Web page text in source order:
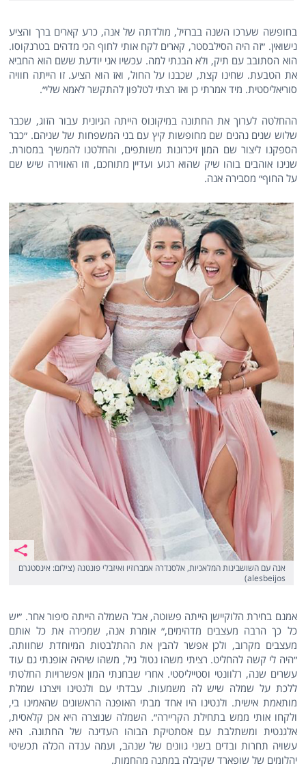
בחופשה שערכו השנה בברזיל, מולדתה של אנה, כרע קארים ברך והציע
נישואין. ״זה היה הסילבסטר, קארים לקח אותי לחוף הכי מדהים בטרנקוסו.
הוא הסתובב עם תיק, ולא הבנתי למה. עכשיו אני יודעת ששם הוא החביא
את הטבעת. שחינו קצת, שכבנו על החול, ואז הוא הציע. זו הייתה חוויה
סוריאליסטית. מיד אמרתי כן ואז רצתי לטלפון להתקשר לאמא שלי״.
ההחלטה לערוך את החתונה במיקונוס הייתה הגיונית עבור הזוג, שכבר
שלוש שנים נהנים שם מחופשות קיץ עם בני המשפחות של שניהם. ״כבר
הספקנו ליצור שם המון זיכרונות משותפים, והחלטנו להמשיך במסורת.
שנינו אוהבים בוהו שיק שהוא רגוע ועדיין מתוחכם, וזו האווירה שיש שם
על החוף״ מסבירה אנה.
אנה עם השושבינות המלאכיות, אלסנדרה אמברוזיו ואיזבלי פונטנה (צילום: אינסטגרם
alesbeijos)
אמנם בחירת הלוקיישן הייתה פשוטה, אבל השמלה הייתה סיפור אחר. ״יש
כל כך הרבה מעצבים מדהימים,״ אומרת אנה, שמכירה את כל אותם
מעצבים מקרוב, ולכן אפשר להבין את ההתלבטות המיוחדת שחוותה.
״היה לי קשה להחליט. רציתי משהו נטול גיל, משהו שיהיה אופנתי גם עוד
עשרים שנה, רלוונטי וסטייליסטי. אחרי שבחנתי המון אפשרויות החלטתי
ללכת על שמלה שיש לה משמעות. עבדתי עם ולנטינו ויצרנו שמלת
מותאמת אישית. ולנטינו היו אחד מבתי האופנה הראשונים שהאמינו בי,
ולקחו אותי ממש בתחילת הקריירה״. השמלה שנוצרה היא אכן קלאסית,
אלגנטית ומשתלבת עם אסתטיקת הבוהו העדינה של החתונה. היא
עשויה תחרות ובדים בשני גוונים של שנהב, ועמה ענדה הכלה תכשיטי
יהלומים של שופארד שקיבלה במתנה מהחמות.